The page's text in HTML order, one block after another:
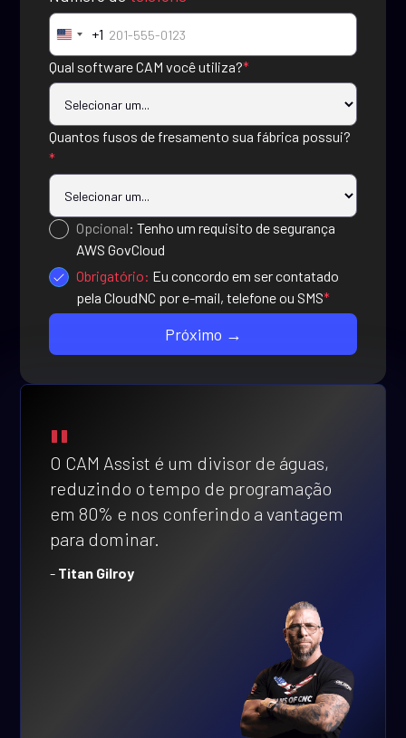
United
States
+1
+1
Qual software CAM você utiliza?*
Quantos fusos de fresamento sua fábrica possui?
*
Opcional: Tenho um requisito de segurança
AWS GovCloud
Obrigatório: Eu concordo em ser contatado
pela CloudNC por e-mail, telefone ou SMS*
"
O CAM Assist é um divisor de águas,
reduzindo o tempo de programação
em 80% e nos conferindo a vantagem
para dominar.
- Titan Gilroy